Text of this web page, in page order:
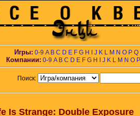
Игры: 0-9 A B C D E F G H J K L M N O P Q
Компании: 0-9 A B C D E F G H J K L M N O P
Поиск:
Is Strange: Double Exposure